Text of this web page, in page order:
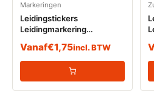
Markeringen
Leidingstickers
Leidingmarkering
Vanaf€1,75incl. BTW